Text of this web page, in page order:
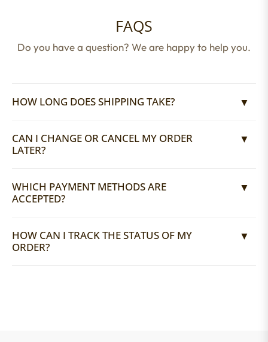
FAQS
Do you have a question? We are happy to help you.
HOW LONG DOES SHIPPING TAKE?
CAN I CHANGE OR CANCEL MY ORDER
LATER?
WHICH PAYMENT METHODS ARE
ACCEPTED?
HOW CAN I TRACK THE STATUS OF MY
ORDER?